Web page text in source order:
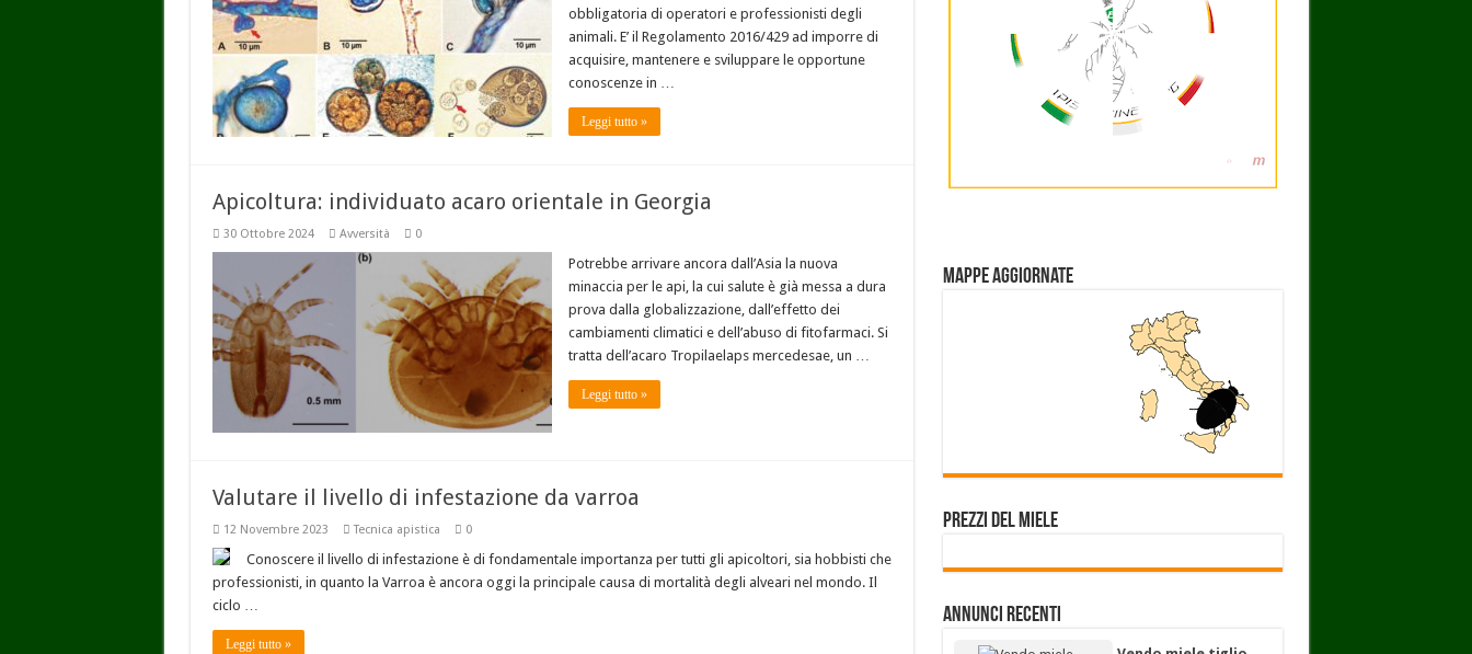
obbligatoria di operatori e professionisti degli
animali. E’ il Regolamento 2016/429 ad imporre di
acquisire, mantenere e sviluppare le opportune
conoscenze in …
Leggi tutto »
Apicoltura: individuato acaro orientale in Georgia
30 Ottobre 2024 Avversità 0
Potrebbe arrivare ancora dall’Asia la nuova
minaccia per le api, la cui salute è già messa a dura
prova dalla globalizzazione, dall’effetto dei
cambiamenti climatici e dell’abuso di fitofarmaci. Si
tratta dell’acaro Tropilaelaps mercedesae, un …
Leggi tutto »
Valutare il livello di infestazione da varroa
12 Novembre 2023 Tecnica apistica 0
Conoscere il livello di infestazione è di fondamentale importanza per tutti gli apicoltori, sia hobbisti che
professionisti, in quanto la Varroa è ancora oggi la principale causa di mortalità degli alveari nel mondo. Il
ciclo …
Leggi tutto »
Mappe aggiornate
Prezzi del miele
Annunci Recenti